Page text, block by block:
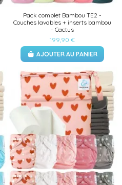
Pack complet Bambou TE2 -
Couches lavables + inserts bambou
- Cactus
199,90 €
AJOUTER AU PANIER